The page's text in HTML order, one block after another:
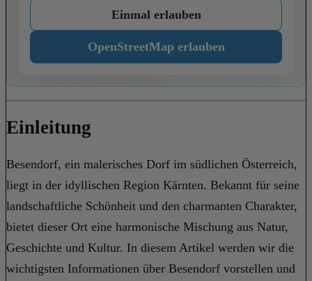
Einmal erlauben
OpenStreetMap erlauben
Einleitung
Besendorf, ein malerisches Dorf im südlichen Österreich,
liegt in der idyllischen Region Kärnten. Bekannt für seine
landschaftliche Schönheit und den charmanten Charakter,
bietet dieser Ort eine harmonische Mischung aus Natur,
Geschichte und Kultur. In diesem Artikel werden wir die
wichtigsten Informationen über Besendorf vorstellen und